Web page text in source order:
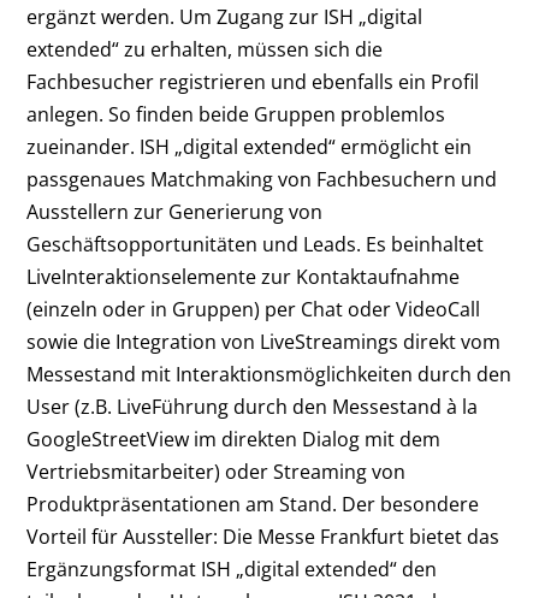
ergänzt werden. Um Zugang zur ISH „digital
extended“ zu erhalten, müssen sich die
Fachbesucher registrieren und ebenfalls ein Profil
anlegen. So finden beide Gruppen problemlos
zueinander. ISH „digital extended“ ermöglicht ein
passgenaues Matchmaking von Fachbesuchern und
Ausstellern zur Generierung von
Geschäftsopportunitäten und Leads. Es beinhaltet
Live­Interaktionselemente zur Kontaktaufnahme
(einzeln oder in Gruppen) per Chat oder Video­Call
sowie die Integration von Live­Streamings direkt vom
Messestand mit Interaktionsmöglichkeiten durch den
User (z.B. Live­Führung durch den Messestand à la
Google­Street­View im direkten Dialog mit dem
Vertriebsmitarbeiter) oder Streaming von
Produktpräsentationen am Stand. Der besondere
Vorteil für Aussteller: Die Messe Frankfurt bietet das
Ergänzungsformat ISH „digital extended“ den